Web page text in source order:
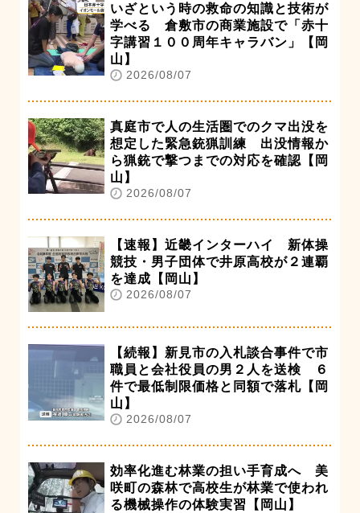
いざという時の救命の知識と技術が
学べる 倉敷市の商業施設で「赤十
字講習１００周年キャラバン」【岡
山】
2026/08/07
真庭市で人の生活圏でのクマ出没を
想定した緊急銃猟訓練 出没情報か
ら猟銃で撃つまでの対応を確認【岡
山】
2026/08/07
【速報】近畿インターハイ 新体操
競技・男子団体で井原高校が２連覇
を達成【岡山】
2026/08/07
【続報】新見市の入札談合事件で市
職員と会社役員の男２人を送検 ６
件で最低制限価格と同額で落札【岡
山】
2026/08/07
効率化進む林業の担い手育成へ 美
咲町の森林で高校生が林業で使われ
る機械操作の体験実習【岡山】